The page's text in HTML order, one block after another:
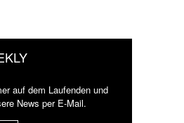
auf dem Laufenden und
News per E-Mail.